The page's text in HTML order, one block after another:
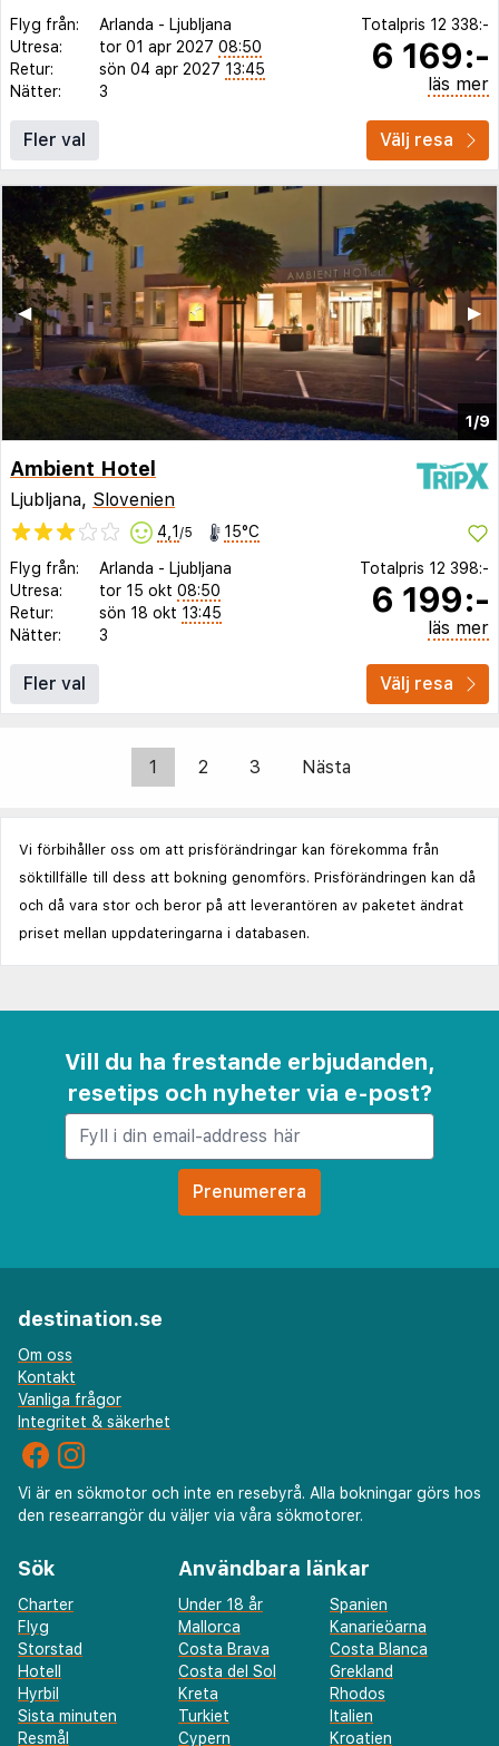
Flyg från: Arlanda - Ljubljana
Utresa:
tor 01 apr 2027 08:50
Retur:
sön 04 apr 2027 13:45
Nätter:
3
Totalpris 12 338:-
6 169:-
läs mer
Fler val Välj resa
1/9
▶︎
◀︎
Ambient Hotel
Ljubljana, Slovenien
4,1 /5 15°C
Flyg från: Arlanda - Ljubljana
Utresa:
tor 15 okt 08:50
Retur:
sön 18 okt 13:45
Nätter:
3
Totalpris 12 398:-
6 199:-
läs mer
Fler val Välj resa
1 2 3 Nästa
Vi förbihåller oss om att prisförändringar kan förekomma från
söktillfälle till dess att bokning genomförs. Prisförändringen kan då
och då vara stor och beror på att leverantören av paketet ändrat
priset mellan uppdateringarna i databasen.
Vill du ha frestande erbjudanden,
resetips och nyheter via e-post?
destination.se
Om oss
Kontakt
Vanliga frågor
Integritet & säkerhet
Vi är en sökmotor och inte en resebyrå. Alla bokningar görs hos
den researrangör du väljer via våra sökmotorer.
Sök
Charter
Flyg
Storstad
Hotell
Hyrbil
Sista minuten
Resmål
Användbara länkar
Under 18 år
Spanien
Mallorca
Kanarieöarna
Costa Brava
Costa Blanca
Costa del Sol
Grekland
Kreta
Rhodos
Turkiet
Italien
Cypern
Kroatien